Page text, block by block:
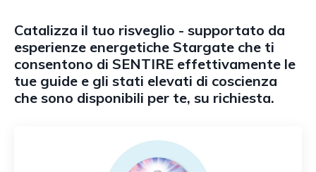
Catalizza il tuo risveglio - supportato da
esperienze energetiche Stargate che ti
consentono di SENTIRE effettivamente le
tue guide e gli stati elevati di coscienza
che sono disponibili per te, su richiesta.